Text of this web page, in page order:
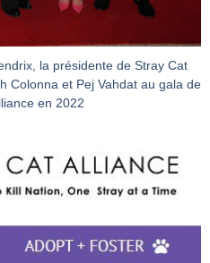
la présidente de Stray Cat
Colonna et Pej Vahdat au gala de
en 2022